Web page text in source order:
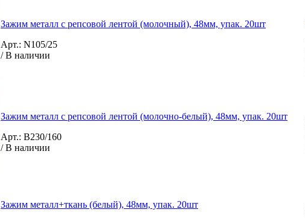
Зажим металл с репсовой лентой (молочный), 48мм, упак. 20шт
Арт.: N105/25
/ В наличии
Зажим металл с репсовой лентой (молочно-белый), 48мм, упак. 20шт
Арт.: B230/160
/ В наличии
Зажим металл+ткань (белый), 48мм, упак. 20шт